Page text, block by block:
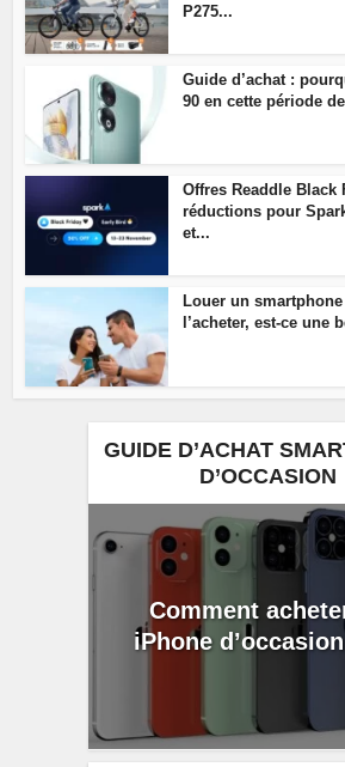
P275...
Guide d’achat :
90 en cette période
Offres Readdle Black
réductions pour
et...
Louer un
l’acheter, est-ce une
GUIDE D’ACHAT
D’OCCASION
Comment
iPhone